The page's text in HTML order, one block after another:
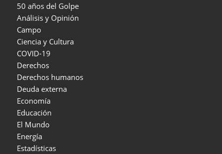
50 años del Golpe
Análisis y Opinión
Campo
Ciencia y Cultura
COVID-19
Derechos
Derechos humanos
Deuda externa
Economía
Educación
El Mundo
Energía
Estadísticas